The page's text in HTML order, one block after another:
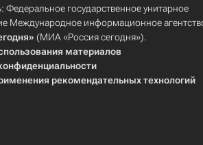
Федеральное государственное унитарное
Международное информационное
(МИА «Россия сегодня»).
материалов
рекомендательных технологий